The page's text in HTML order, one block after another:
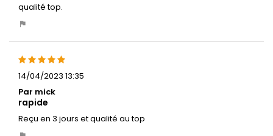
qualité top.
14/04/2023 13:35
Par mick
rapide
Reçu en 3 jours et qualité au top